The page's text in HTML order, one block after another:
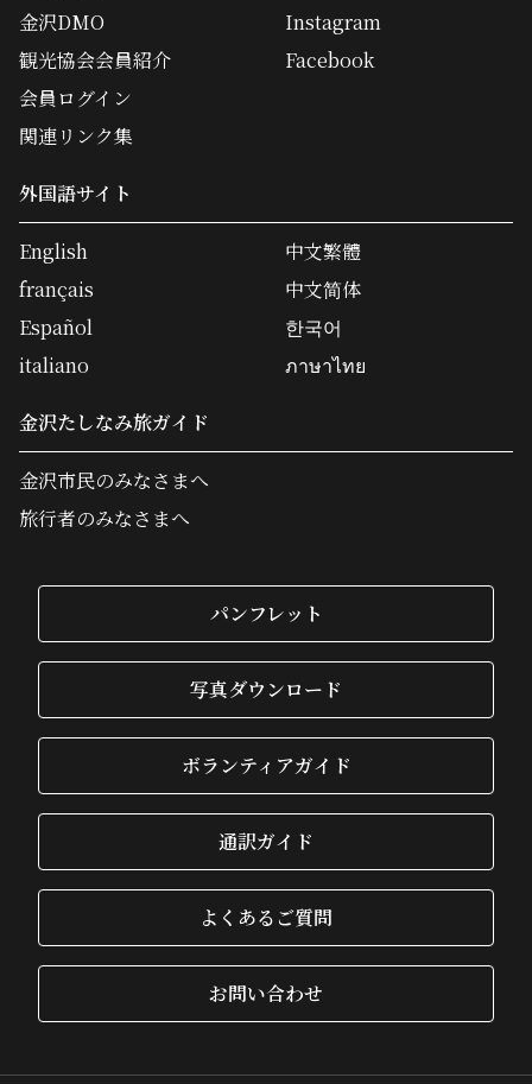
金沢DMO
観光協会会員紹介
会員ログイン
関連リンク集
Instagram
Facebook
外国語サイト
English
français
Español
italiano
中文繁體
中文简体
한국어
ภาษาไทย
金沢たしなみ旅ガイド
金沢市民のみなさまへ
旅行者のみなさまへ
パンフレット
写真ダウンロード
ボランティアガイド
通訳ガイド
よくあるご質問
お問い合わせ